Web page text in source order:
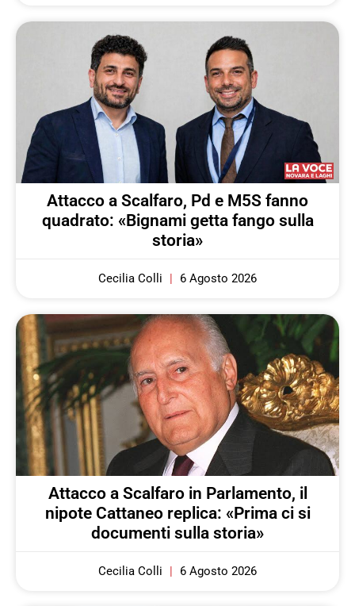
Attacco a Scalfaro, Pd e M5S fanno
quadrato: «Bignami getta fango sulla
storia»
Cecilia Colli 6 Agosto 2026
Attacco a Scalfaro in Parlamento, il
nipote Cattaneo replica: «Prima ci si
documenti sulla storia»
Cecilia Colli 6 Agosto 2026